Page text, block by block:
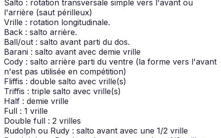
Salto : rotation transversale simple vers l'avant ou
l'arrière (saut périlleux)
Vrille : rotation longitudinale.
Back : salto arrière.
Ball/out : salto avant parti du dos.
Barani : salto avant avec demie vrille
Cody : salto arrière parti du ventre (la forme vers l'avant
n'est pas utilisée en compétition)
Fliffis : double salto avec vrille(s)
Triffis : triple salto avec vrille(s)
Half : demie vrille
Full : 1 vrille
Double full : 2 vrilles
Rudolph ou Rudy : salto avant avec une 1/2 vrille